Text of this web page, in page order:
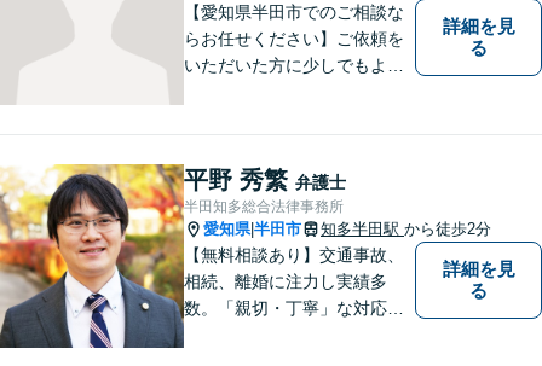
【愛知県半田市でのご相談な
らお任せください】ご依頼を
いただいた方に少しでもよい
詳細を見
る
平野 秀繁 弁護士
半田知多総合法律事務所
愛知県|半田市 知多半田駅 から徒歩2分
【無料相談あり】交通事故、
相続、離婚に注力し実績多
数。「親切・丁寧」な対応
詳細を見
る